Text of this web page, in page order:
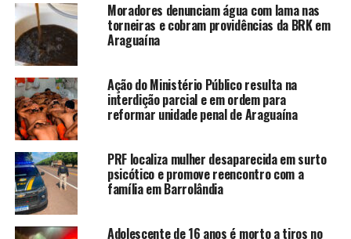
Moradores denunciam água com lama nas
torneiras e cobram providências da BRK em
Araguaína
Ação do Ministério Público resulta na
interdição parcial e em ordem para
reformar unidade penal de Araguaína
PRF localiza mulher desaparecida em surto
psicótico e promove reencontro com a
família em Barrolândia
Adolescente de 16 anos é morto a tiros no